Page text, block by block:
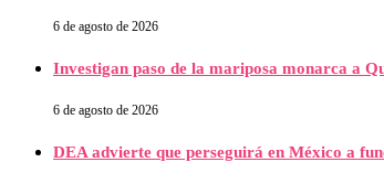
6 de agosto de 2026
Investigan paso de la mariposa monarca a
6 de agosto de 2026
DEA advierte que perseguirá en México a